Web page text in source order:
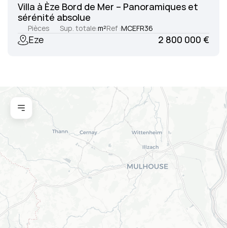
Villa à Èze Bord de Mer – Panoramiques et
sérénité absolue
Pièces Sup. totale:m²Ref :MCEFR36
Eze 2 800 000 €